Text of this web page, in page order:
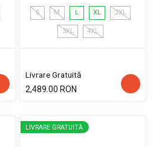
S M L XL 2XL
3XL 4XL
Livrare Gratuită
2,489.00 RON
LIVRARE GRATUITĂ